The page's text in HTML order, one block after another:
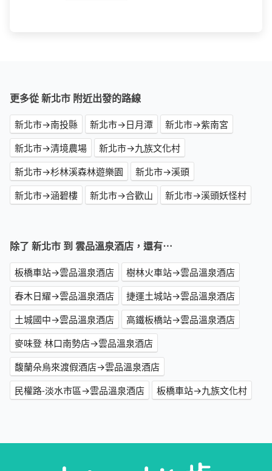
更多從 新北市 附近出發的路線
新北市→南投縣 新北市→日月潭
新北市→紫南宮
新北市→清境農場
新北市→九族文化村
新北市→杉林溪森林遊樂園
新北市→溪頭
新北市→涵碧樓
新北市→合歡山 新北市→溪頭妖怪村
除了 新北市 到 雲品溫泉酒店，還有⋯
板橋車站→雲品溫泉酒店
樹林火車站→雲品溫泉酒店
春木日耀→雲品溫泉酒店
捷運土城站→雲品溫泉酒店
土城國中→雲品溫泉酒店
高鐵板橋站→雲品溫泉酒店
麥味登 林口南勢店→雲品溫泉酒店
馥蘭朵烏來渡假酒店→雲品溫泉酒店
民權路-淡水市區→雲品溫泉酒店
板橋車站→九族文化村